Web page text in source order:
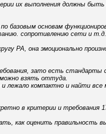
их выполнения должны
базовым основам
сопротивлению сети и т.д.
РА, она эмоционально
зато есть стандарты
взять оттуда.
лежало компактно и найти
в критерии и требования
как оценить правильность